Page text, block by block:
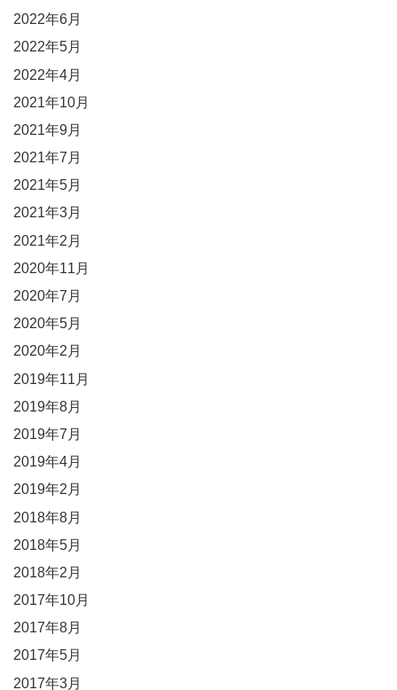
2022年6月
2022年5月
2022年4月
2021年10月
2021年9月
2021年7月
2021年5月
2021年3月
2021年2月
2020年11月
2020年7月
2020年5月
2020年2月
2019年11月
2019年8月
2019年7月
2019年4月
2019年2月
2018年8月
2018年5月
2018年2月
2017年10月
2017年8月
2017年5月
2017年3月